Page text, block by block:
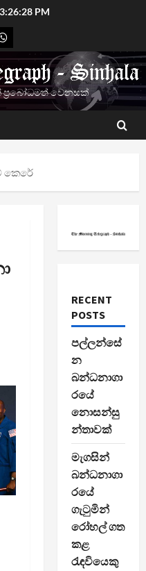
3:26:29 PM
ප්‍රබෝධමත් වෙනසක්
කෙරේ
RECENT
POSTS
පල්ලන්සේ
න
බන්ධනාගා
රයේ
නොසන්සු
න්තාවක්
මැගසින්
බන්ධනාගා
රයේ
ගැටුමින්
රෝහල් ගත
කළ
රැඳවියෙකු